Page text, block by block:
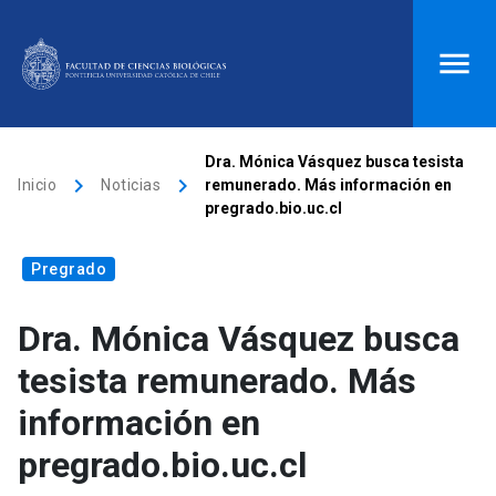
Biblioteca launch Donaciones launch
Inicio
Quiénes somos
Inicio keyboard_arrow_right Noticias keyboard_arrow_right
Dra. Mónica Vásquez busca tesista
remunerado. Más información en
pregrado.bio.uc.cl
Pregrado
Dra. Mónica Vásquez busca
tesista remunerado. Más
información en
pregrado.bio.uc.cl